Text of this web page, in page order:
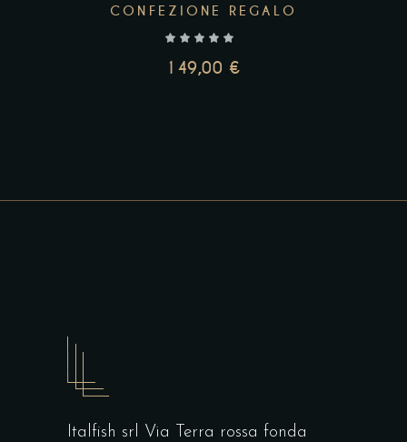
CONFEZIONE REGALO
149,00 €
Italfish srl Via Terra rossa fonda